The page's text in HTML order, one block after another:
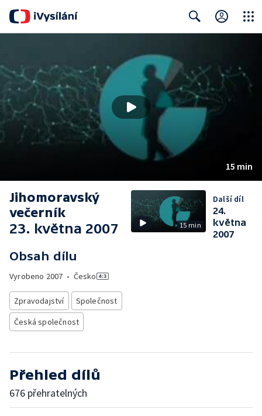
15 min
Jihomoravský
večerník
23. května 2007
Obsah dílu
Vyrobeno 2007 • Česko
Zpravodajství
Společnost
Česká společnost
15 min
Další díl
24.
května
2007
Přehled dílů
676 přehratelných